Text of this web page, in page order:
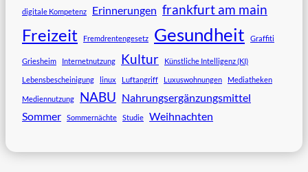
digitale Kompetenz Erinnerungen frankfurt am main
Freizeit Fremdrentengesetz Gesundheit Graffiti
Griesheim Internetnutzung Kultur Künstliche Intelligenz (KI)
Lebensbescheinigung linux Luftangriff Luxuswohnungen Mediatheken
Mediennutzung NABU Nahrungsergänzungsmittel
Sommer
Sommernächte Studie Weihnachten